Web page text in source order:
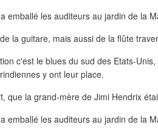
la guitare, mais aussi de la flûte
c'est le blues du sud des Etats-
y ont leur place.
que la grand-mère de Jimi Hendrix